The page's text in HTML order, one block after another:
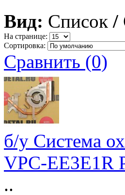
Вид: Список /
На странице:
Сортировка:
Сравнить (0)
б/у Система
VPC-EE3E1R
..